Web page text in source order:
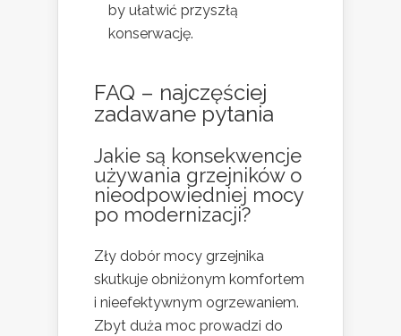
by ułatwić przyszłą
konserwację.
FAQ – najczęściej
zadawane pytania
Jakie są konsekwencje
używania grzejników o
nieodpowiedniej mocy
po modernizacji?
Zły dobór mocy grzejnika
skutkuje obniżonym komfortem
i nieefektywnym ogrzewaniem.
Zbyt duża moc prowadzi do